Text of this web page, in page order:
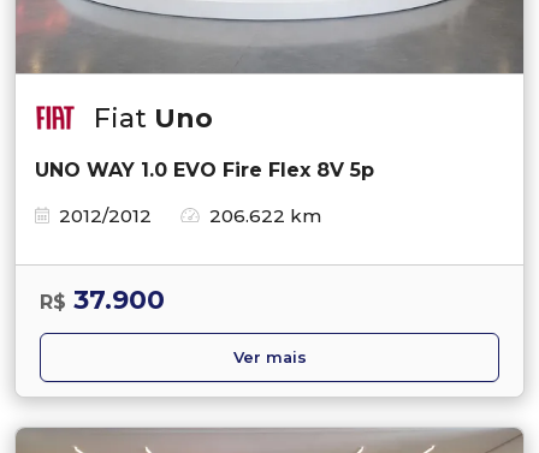
Fiat Uno
UNO WAY 1.0 EVO Fire Flex 8V 5p
2012/2012
206.622 km
R$ 37.900
Ver mais